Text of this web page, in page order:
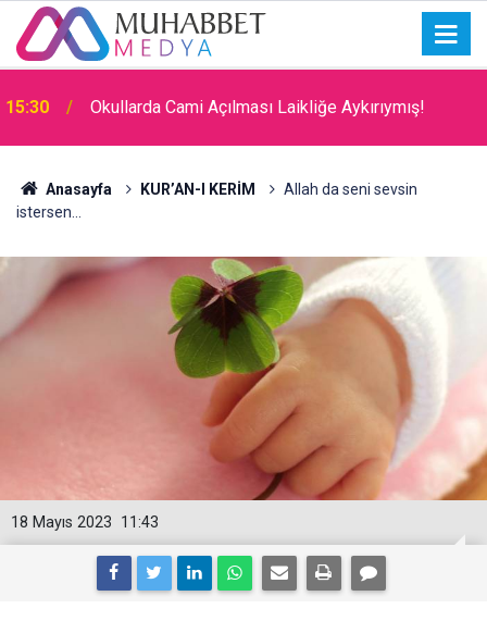
15:30 Okullarda Cami Açılması Laikliğe Aykırıymış!
Anasayfa KUR’AN-I KERİM
Allah da seni sevsin
istersen...
11:43
18 Mayıs 2023